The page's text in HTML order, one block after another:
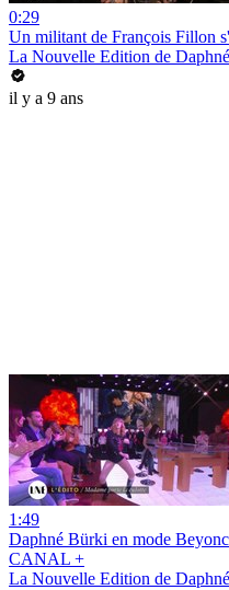
0:29
Un militant de François Fillon
La Nouvelle Edition de
il y a 9 ans
1:49
Daphné Bürki en mode
CANAL +
La Nouvelle Edition de